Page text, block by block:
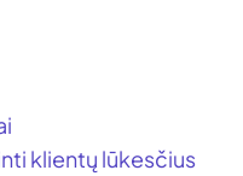
klientų lūkesčius